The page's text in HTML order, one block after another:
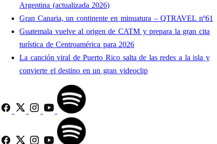
Argentina (actualizada 2026)
Gran Canaria, un continente en minuatura – QTRAVEL nº61
Guatemala vuelve al origen de CATM y prepara la gran cita
turística de Centroamérica para 2026
La canción viral de Puerto Rico salta de las redes a la isla y
convierte el destino en un gran videoclip